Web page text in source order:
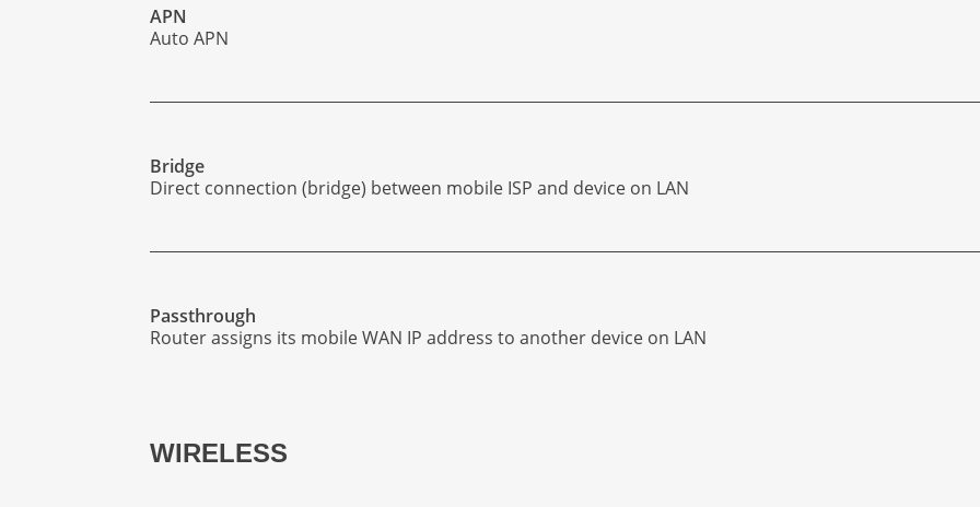
APN
Auto APN
Bridge
Direct connection (bridge) between mobile ISP and device on LAN
Passthrough
Router assigns its mobile WAN IP address to another device on LAN
WIRELESS